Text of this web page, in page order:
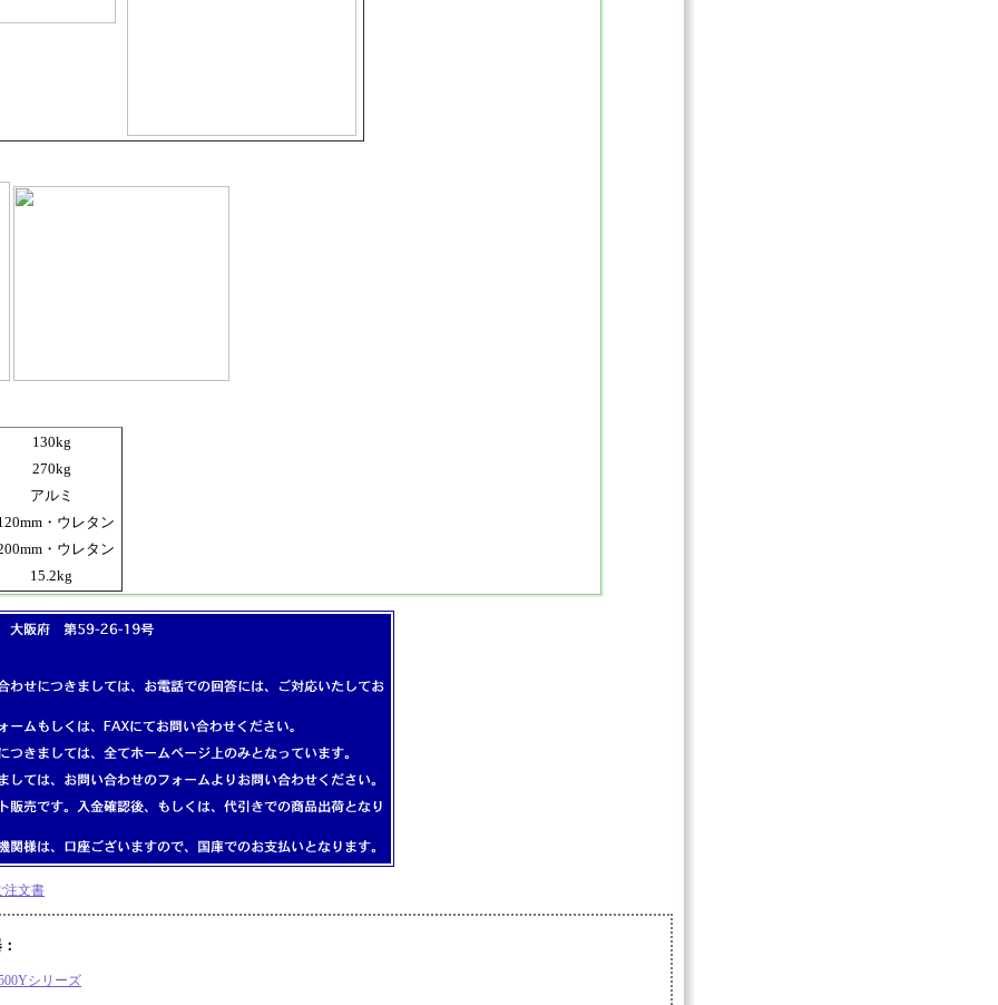
130kg
270kg
アルミ
・ウレタン
・ウレタン
15.2kg
注文書
：
シリーズ